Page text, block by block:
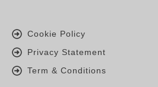
Cookie Policy
Privacy Statement
Term & Conditions